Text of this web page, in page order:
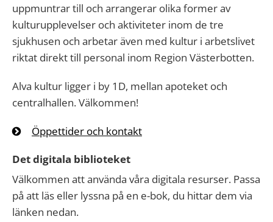
uppmuntrar till och arrangerar olika former av
kulturupplevelser och aktiviteter inom de tre
sjukhusen och arbetar även med kultur i arbetslivet
riktat direkt till personal inom Region Västerbotten.
Alva kultur ligger i by 1D, mellan apoteket och
centralhallen. Välkommen!
Öppettider och kontakt
Det digitala biblioteket
Välkommen att använda våra digitala resurser. Passa
på att läs eller lyssna på en e-bok, du hittar dem via
länken nedan.